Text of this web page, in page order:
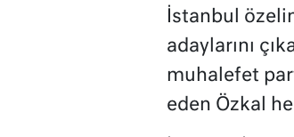
İstanbul
adaylarını
muhalefet
eden Özkal